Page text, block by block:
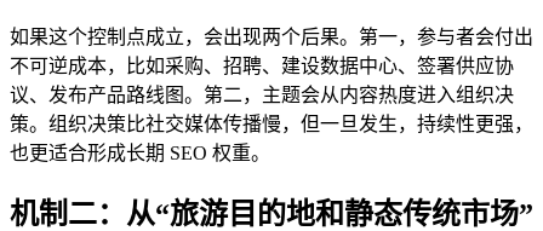
如果这个控制点成立，会出现两个后果。第一，参与者会付出
不可逆成本，比如采购、招聘、建设数据中心、签署供应协
议、发布产品路线图。第二，主题会从内容热度进入组织决
策。组织决策比社交媒体传播慢，但一旦发生，持续性更强，
也更适合形成长期 SEO 权重。
机制二：从“旅游目的地和静态传统市场”